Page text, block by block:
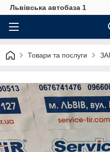
Львівська автобаза 1
Товари та послуги